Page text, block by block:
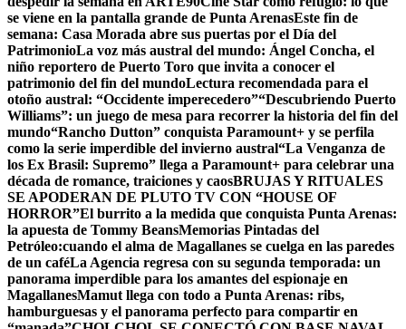
se viene en la pantalla grande de Punta ArenasEste fin de
semana: Casa Morada abre sus puertas por el Día del
PatrimonioLa voz más austral del mundo: Ángel Concha, el
niño reportero de Puerto Toro que invita a conocer el
patrimonio del fin del mundoLectura recomendada para el
otoño austral: “Occidente imperecedero”“Descubriendo Puerto
Williams”: un juego de mesa para recorrer la historia del fin del
mundo“Rancho Dutton” conquista Paramount+ y se perfila
como la serie imperdible del invierno austral“La Venganza de
los Ex Brasil: Supremo” llega a Paramount+ para celebrar una
década de romance, traiciones y caosBRUJAS Y RITUALES
SE APODERAN DE PLUTO TV CON “HOUSE OF
HORROR”El burrito a la medida que conquista Punta Arenas:
la apuesta de Tommy BeansMemorias Pintadas del
Petróleo:cuando el alma de Magallanes se cuelga en las paredes
de un caféLa Agencia regresa con su segunda temporada: un
panorama imperdible para los amantes del espionaje en
MagallanesMamut llega con todo a Punta Arenas: ribs,
hamburguesas y el panorama perfecto para compartir en